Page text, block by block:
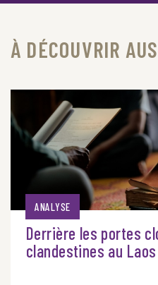
À DÉCOUVRIR
ANALYSE
Derrière les portes
clandestines au Laos